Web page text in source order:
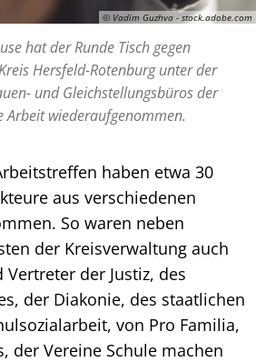
© Vadim Guzhva - stock.adobe.com
hat der Runde Tisch gegen
Hersfeld-Rotenburg unter der
und Gleichstellungsbüros der
Arbeit wiederaufgenommen.
haben etwa 30
aus verschiedenen
So waren neben
der Kreisverwaltung auch
der Justiz, des
der Diakonie, des staatlichen
von Pro Familia,
der Vereine Schule machen